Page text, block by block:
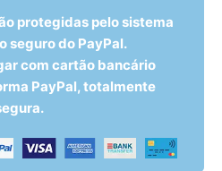
protegidas pelo sistema
seguro do PayPal.
com cartão bancário
PayPal, totalmente